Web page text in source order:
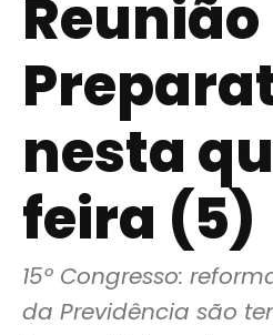
Reunião
nesta
feira (5)
15º Congresso:
da Previdência são